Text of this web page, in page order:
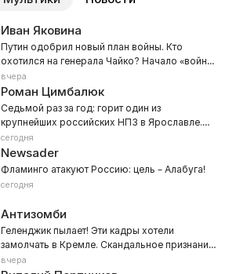
Иван Яковина
Путин одобрил новый план войны. Кто
охотился на генерала Чайко? Начало «войны
городов»
вчера
Роман Цимбалюк
Седьмой раз за год: горит один из
крупнейших российских НПЗ в Ярославле.
«Путин, где бензин?»
сегодня
Newsader
Фламинго атакуют Россию: цель – Алабуга!
сегодня
Антизомби
Геленджик пылает! Эти кадры хотели
замолчать в Кремле. Скандальное признание
Кузичева вне эфира
вчера